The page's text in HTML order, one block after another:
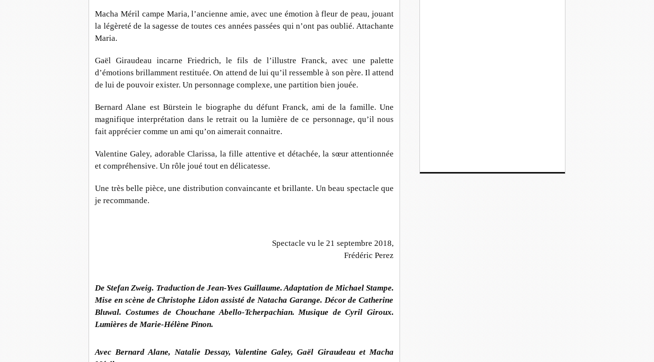
Macha Méril campe Maria, l’ancienne amie, avec une émotion à fleur de peau, jouant
la légèreté de la sagesse de toutes ces années passées qui n’ont pas oublié. Attachante
Maria.
Gaël Giraudeau incarne Friedrich, le fils de l’illustre Franck, avec une palette
d’émotions brillamment restituée. On attend de lui qu’il ressemble à son père. Il attend
de lui de pouvoir exister. Un personnage complexe, une partition bien jouée.
Bernard Alane est Bürstein le biographe du défunt Franck, ami de la famille. Une
magnifique interprétation dans le retrait ou la lumière de ce personnage, qu’il nous
fait apprécier comme un ami qu’on aimerait connaitre.
Valentine Galey, adorable Clarissa, la fille attentive et détachée, la sœur attentionnée
et compréhensive. Un rôle joué tout en délicatesse.
Une très belle pièce, une distribution convaincante et brillante. Un beau spectacle que
je recommande.
Spectacle vu le 21 septembre 2018,
Frédéric Perez
DeStefan Zweig. Traduction deJean-Yves Guillaume.Adaptation de Michael Stampe.
Mise en scène de Christophe Lidon assisté de Natacha Garange. Décor deCatherine
Bluwal. Costumes de Chouchane Abello-Tcherpachian.Musique de Cyril Giroux.
Lumières de Marie-Hélène Pinon.
Avec Bernard Alane, Natalie Dessay, Valentine Galey, Gaël Giraudeau et Macha